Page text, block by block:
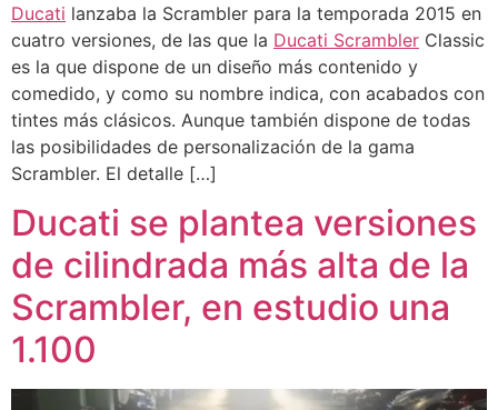
Ducati lanzaba la Scrambler para la temporada 2015 en
cuatro versiones, de las que la Ducati Scrambler Classic
es la que dispone de un diseño más contenido y
comedido, y como su nombre indica, con acabados con
tintes más clásicos. Aunque también dispone de todas
las posibilidades de personalización de la gama
Scrambler. El detalle […]
Ducati se plantea versiones
de cilindrada más alta de la
Scrambler, en estudio una
1.100